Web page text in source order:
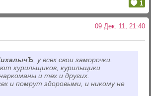
1
09 Дек. 11, 21:40
, у всех свои заморочки.
курильщиков, курильщики
и тех и других.
и помрут здоровыми, и никому не